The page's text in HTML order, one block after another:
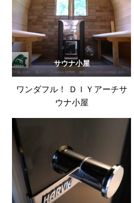
サウナ小屋
ワンダフル！ ＤＩＹアーチサ
ウナ小屋